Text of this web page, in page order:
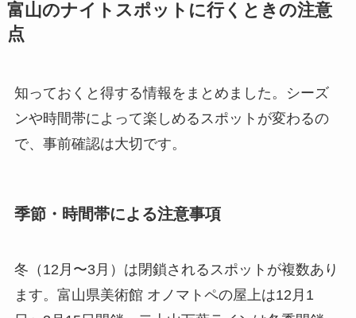
富山のナイトスポットに行くときの注意
点
知っておくと得する情報をまとめました。シーズ
ンや時間帯によって楽しめるスポットが変わるの
で、事前確認は大切です。
季節・時間帯による注意事項
冬（12月〜3月）は閉鎖されるスポットが複数あり
ます。富山県美術館 オノマトペの屋上は12月1